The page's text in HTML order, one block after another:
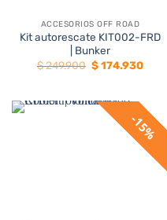
ACCESORIOS OFF ROAD
Kit autorescate KIT002-FRD
| Bunker
$249.900 El
precio
$ 249.900.
$174.930El
$
15%